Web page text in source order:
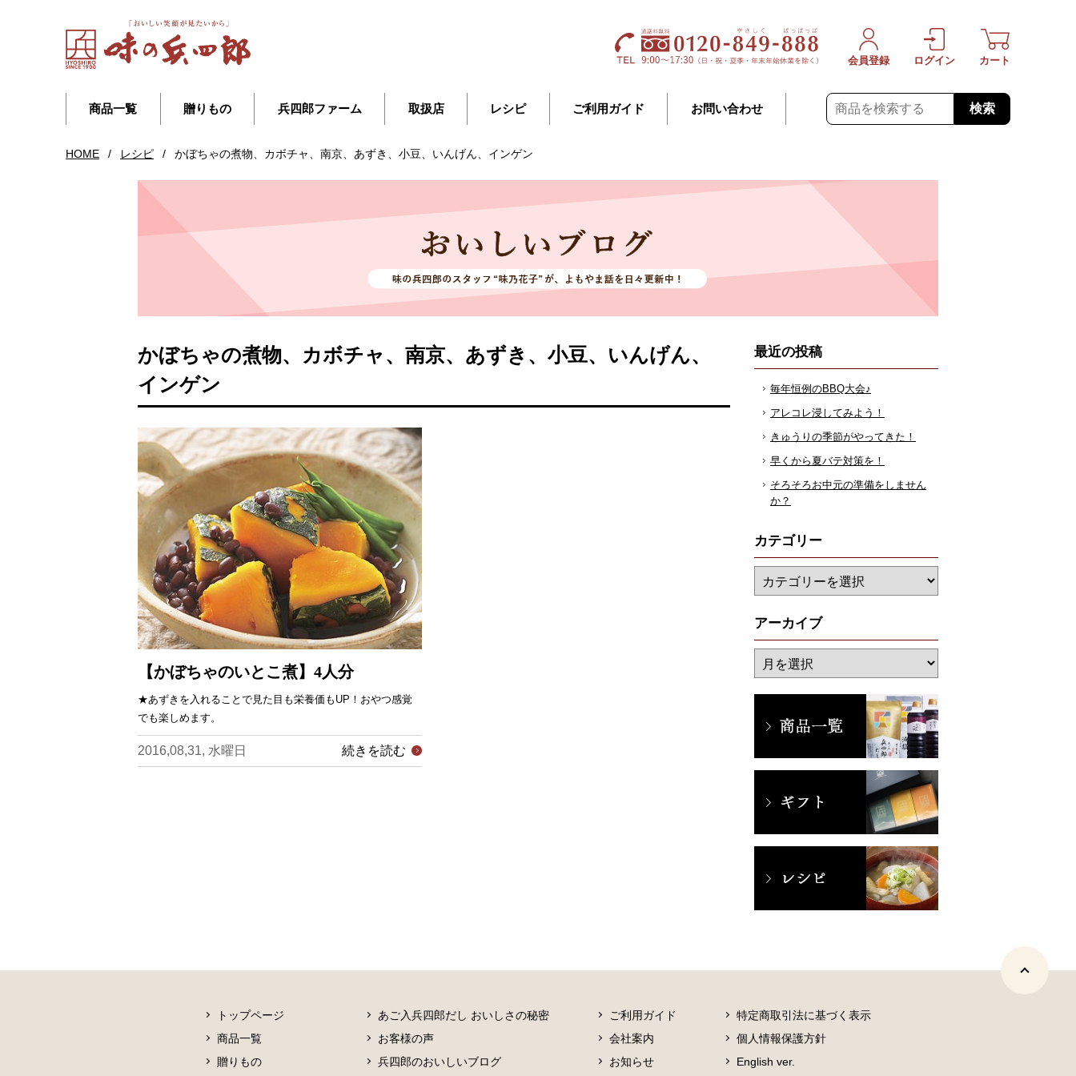
商品一覧 贈りもの 兵四郎ファーム 取扱店 レシピ ご利用ガイド お問い合わせ 検索
会員登録 ログイン カート
HOME / レシピ / かぼちゃの煮物、カボチャ、南京、あずき、小豆、いんげん、インゲン
かぼちゃの煮物、カボチャ、南京、あずき、小豆、いんげん、
インゲン
【かぼちゃのいとこ煮】4人分
★あずきを入れることで見た目も栄養価もUP！おやつ感覚
でも楽しめます。
2016,08,31, 水曜日 続きを読む
最近の投稿
毎年恒例のBBQ大会♪
アレコレ浸してみよう！
きゅうりの季節がやってきた！
早くから夏バテ対策を！
そろそろお中元の準備をしません
か？
カテゴリー
アーカイブ
トップページ
商品一覧
贈りもの
あご入兵四郎だし おいしさの秘密
お客様の声
兵四郎のおいしいブログ
ご利用ガイド
会社案内
お知らせ
特定商取引法に基づく表示
個人情報保護方針
English ver.